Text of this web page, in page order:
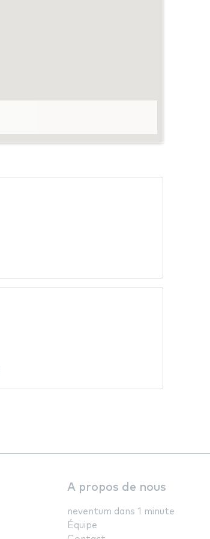
A propos de nous
neventum dans 1 minute
Équipe